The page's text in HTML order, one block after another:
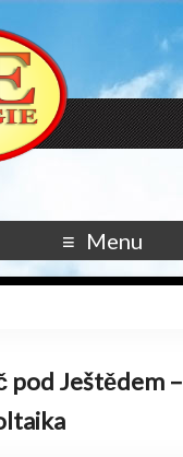
Menu
pod Ještědem –